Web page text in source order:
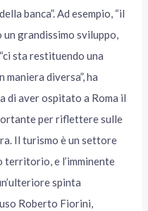
banca”. Ad esempio, “il
grandissimo sviluppo,
sta restituendo una
diversa”, ha
di aver ospitato a Roma il
per riflettere sulle
Il turismo è un settore
territorio, e l’imminente
spinta
Roberto Fiorini,